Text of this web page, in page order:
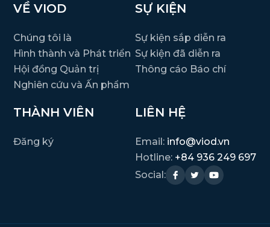
VỀ VIOD
Chúng tôi là
Hình thành và Phát triển
Hội đồng Quản trị
Nghiên cứu và Ấn phẩm
SỰ KIỆN
Sự kiện sắp diễn ra
Sự kiện đã diễn ra
Thông cáo Báo chí
THÀNH VIÊN
Đăng ký
LIÊN HỆ
Email: info@viod.vn
Hotline: +84 936 249 697
Social: